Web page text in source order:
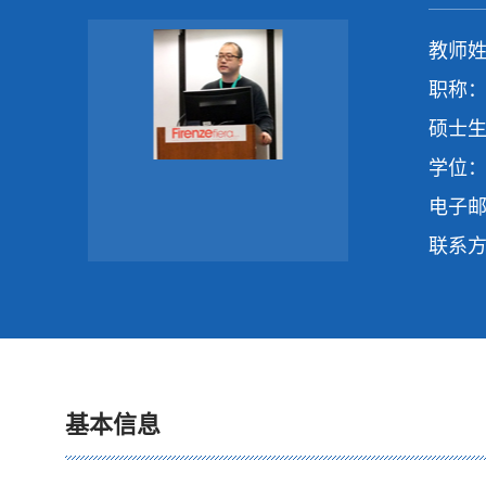
教师
职称
硕士
学位
电子
联系
基本信息